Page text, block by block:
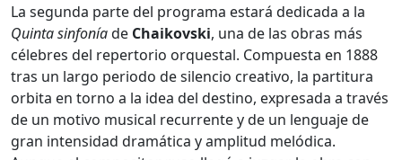
La segunda parte del programa estará dedicada a la
Quintasinfoníade Chaikovski, una de las obras más
célebres del repertorio orquestal. Compuesta en 1888
tras un largo periodo de silencio creativo, la partitura
orbita en torno a la idea del destino, expresada a través
de un motivo musical recurrente y de un lenguaje de
gran intensidad dramática y amplitud melódica.